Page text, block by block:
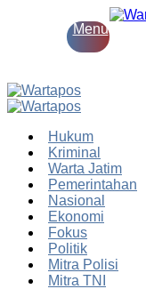
Menu
Hukum
Kriminal
Warta Jatim
Pemerintahan
Nasional
Ekonomi
Fokus
Politik
Mitra Polisi
Mitra TNI